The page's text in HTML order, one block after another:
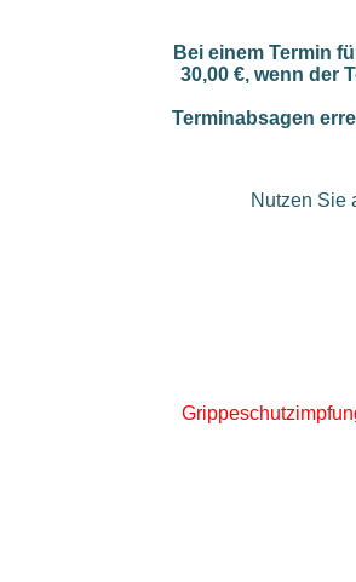
Bei einem Termin
30,00 €, wenn der
Terminabsagen
Nutzen Sie